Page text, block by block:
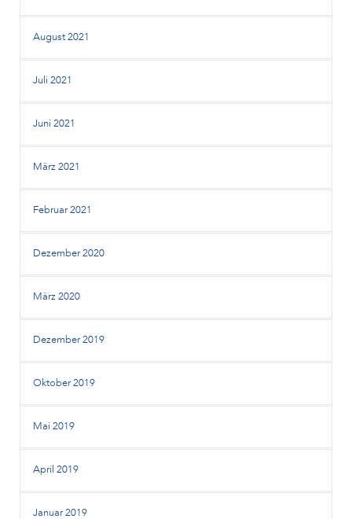
August 2021
Juli 2021
Juni 2021
März 2021
Februar 2021
Dezember 2020
März 2020
Dezember 2019
Oktober 2019
Mai 2019
April 2019
Januar 2019